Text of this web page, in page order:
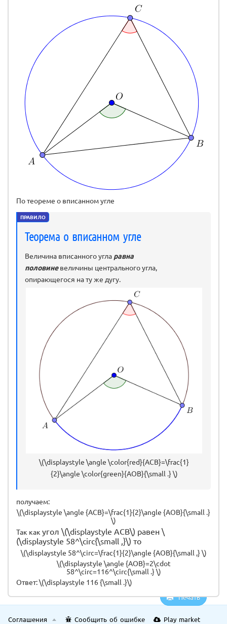
Печать
По теореме о вписанном угле
ПРАВИЛО
Теорема о вписанном угле
Величина вписанного угла равна
половиневеличины центрального угла,
опирающегося на ту же дугу.
\(\displaystyle \angle \color{red}{ACB}=\frac{1}
{2}\angle \color{green}{AOB}{\small .} \)
получаем:
\(\displaystyle \angle {ACB}=\frac{1}{2}\angle {AOB}{\small .}
\)
Так как угол \(\displaystyle ACB\) равен \
(\displaystyle 58^\circ{\small ,}\) то
\(\displaystyle 58^\circ=\frac{1}{2}\angle {AOB}{\small ,} \)
\(\displaystyle \angle {AOB}=2\cdot
58^\circ=116^\circ{\small .} \)
Ответ: \(\displaystyle 116 {\small .}\)
Соглашения Сообщить об ошибке Play market